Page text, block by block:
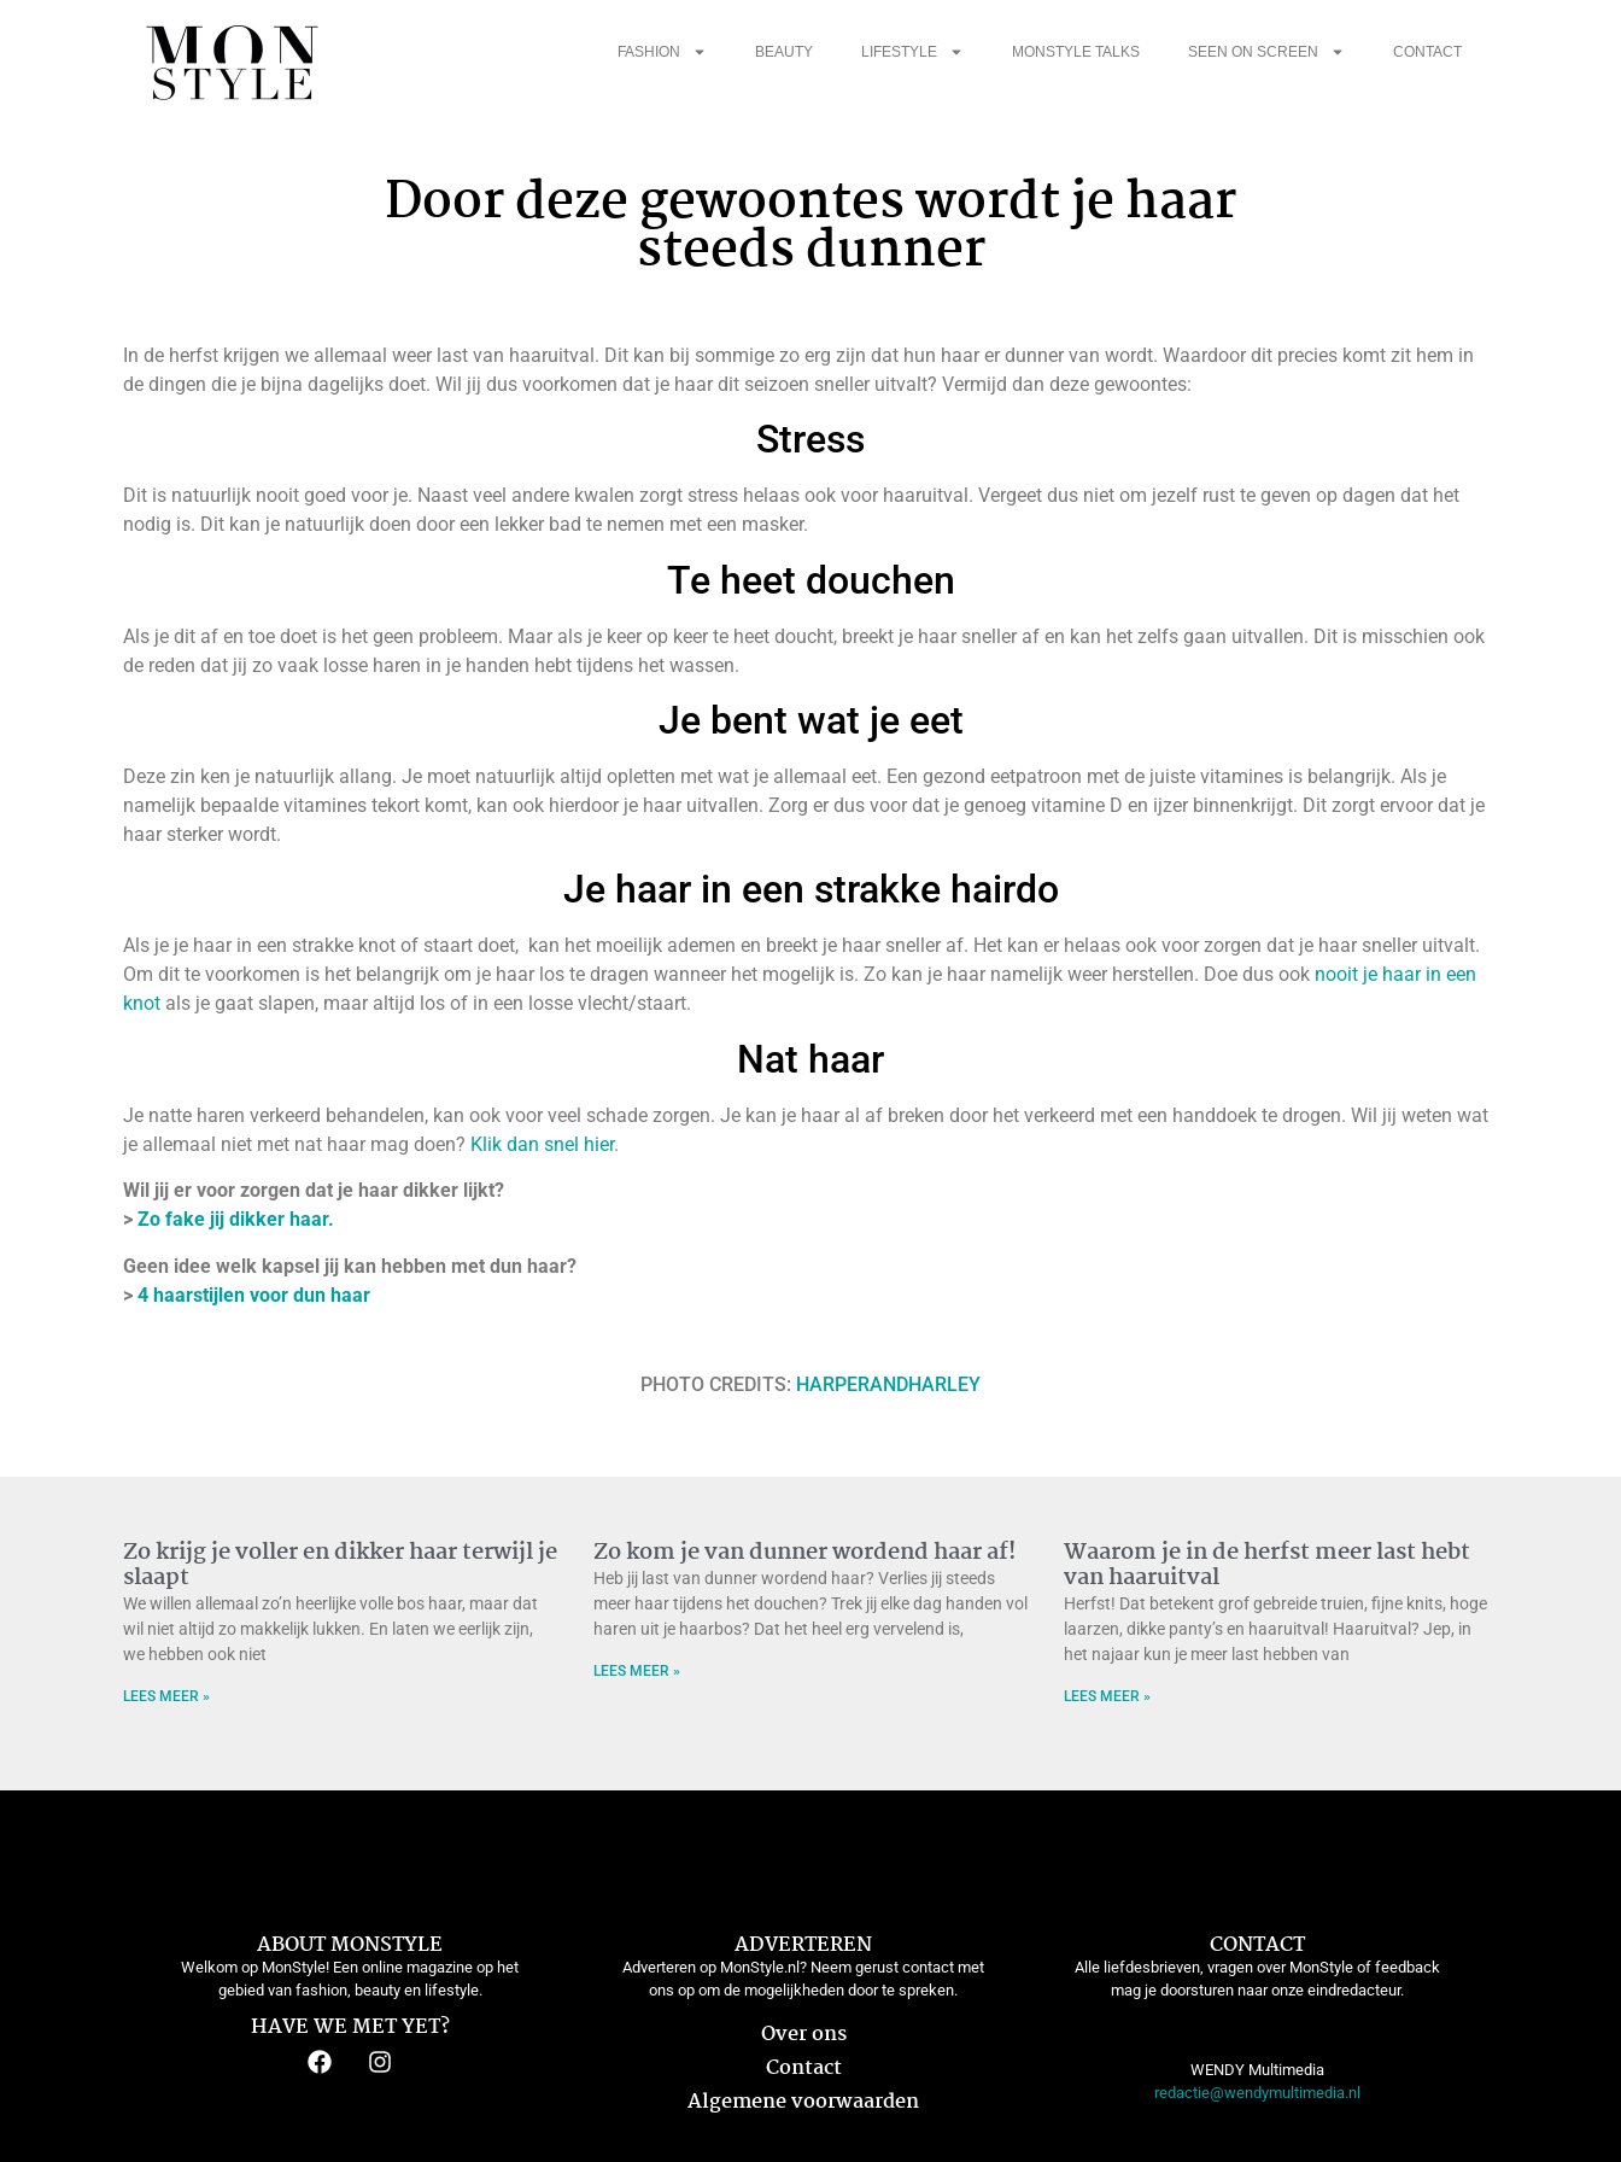
FASHION BEAUTY LIFESTYLE MONSTYLE TALKS SEEN ON SCREEN CONTACT
Door deze gewoontes wordt je haar
steeds dunner
In de herfst krijgen we allemaal weer last van haaruitval. Dit kan bij sommige zo erg zijn dat hun haar er dunner van wordt. Waardoor dit precies komt zit hem in
de dingen die je bijna dagelijks doet. Wil jij dus voorkomen dat je haar dit seizoen sneller uitvalt? Vermijd dan deze gewoontes:
Stress
Dit is natuurlijk nooit goed voor je. Naast veel andere kwalen zorgt stress helaas ook voor haaruitval. Vergeet dus niet om jezelf rust te geven op dagen dat het
nodig is. Dit kan je natuurlijk doen door een lekker bad te nemen met een masker.
Te heet douchen
Als je dit af en toe doet is het geen probleem. Maar als je keer op keer te heet doucht, breekt je haar sneller af en kan het zelfs gaan uitvallen. Dit is misschien ook
de reden dat jij zo vaak losse haren in je handen hebt tijdens het wassen.
Je bent wat je eet
Deze zin ken je natuurlijk allang. Je moet natuurlijk altijd opletten met wat je allemaal eet. Een gezond eetpatroon met de juiste vitamines is belangrijk. Als je
namelijk bepaalde vitamines tekort komt, kan ook hierdoor je haar uitvallen. Zorg er dus voor dat je genoeg vitamine D en ijzer binnenkrijgt. Dit zorgt ervoor dat je
haar sterker wordt.
Je haar in een strakke hairdo
Als je je haar in een strakke knot of staart doet, kan het moeilijk ademen en breekt je haar sneller af. Het kan er helaas ook voor zorgen dat je haar sneller uitvalt.
Om dit te voorkomen is het belangrijk om je haar los te dragen wanneer het mogelijk is. Zo kan je haar namelijk weer herstellen. Doe dus ook nooit je haar in een
knot als je gaat slapen, maar altijd los of in een losse vlecht/staart.
Nat haar
Je natte haren verkeerd behandelen, kan ook voor veel schade zorgen. Je kan je haar al af breken door het verkeerd met een handdoek te drogen. Wil jij weten wat
je allemaal niet met nat haar mag doen? Klik dan snel hier.
Wil jij er voor zorgen dat je haar dikker lijkt?
> Zo fake jij dikker haar.
Geen idee welk kapsel jij kan hebben met dun haar?
> 4 haarstijlen voor dun haar
PHOTO CREDITS: HARPERANDHARLEY
Zo krijg je voller en dikker haar terwijl je
slaapt
We willen allemaal zo’n heerlijke volle bos haar, maar dat
wil niet altijd zo makkelijk lukken. En laten we eerlijk zijn,
we hebben ook niet
LEES MEER »
Zo kom je van dunner wordend haar af!
Heb jij last van dunner wordend haar? Verlies jij steeds
meer haar tijdens het douchen? Trek jij elke dag handen vol
haren uit je haarbos? Dat het heel erg vervelend is,
LEES MEER »
Waarom je in de herfst meer last hebt
van haaruitval
Herfst! Dat betekent grof gebreide truien, fijne knits, hoge
laarzen, dikke panty’s en haaruitval! Haaruitval? Jep, in
het najaar kun je meer last hebben van
LEES MEER »
ABOUT MONSTYLE
Welkom op MonStyle! Een online magazine op het
gebied van fashion, beauty en lifestyle.
HAVE WE MET YET?
ADVERTEREN
Adverteren op MonStyle.nl? Neem gerust contact met
ons op om de mogelijkheden door te spreken.
Over ons
Contact
Algemene voorwaarden
CONTACT
Alle liefdesbrieven, vragen over MonStyle of feedback
mag je doorsturen naar onze eindredacteur.
WENDY Multimedia
redactie@wendymultimedia.nl